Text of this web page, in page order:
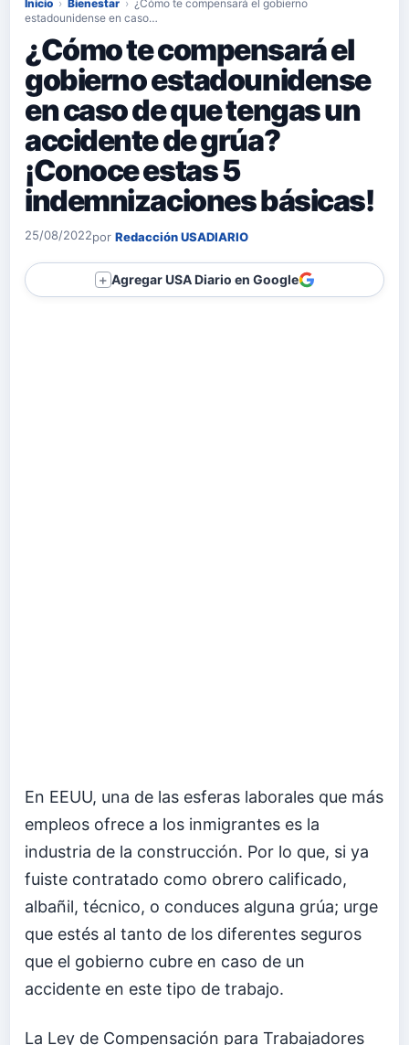
Inicio › Bienestar › ¿Cómo te compensará el gobierno
estadounidense en caso…
¿Cómo te compensará el
gobierno estadounidense
en caso de que tengas un
accidente de grúa?
¡Conoce estas 5
indemnizaciones básicas!
25/08/2022por Redacción USADIARIO
＋ Agregar USA Diario en Google
En EEUU, una de las esferas laborales que más
empleos ofrece a los inmigrantes es la
industria de la construcción. Por lo que, si ya
fuiste contratado como obrero calificado,
albañil, técnico, o conduces alguna grúa; urge
que estés al tanto de los diferentes seguros
que el gobierno cubre en caso de un
accidente en este tipo de trabajo.
La Ley de Compensación para Trabajadores